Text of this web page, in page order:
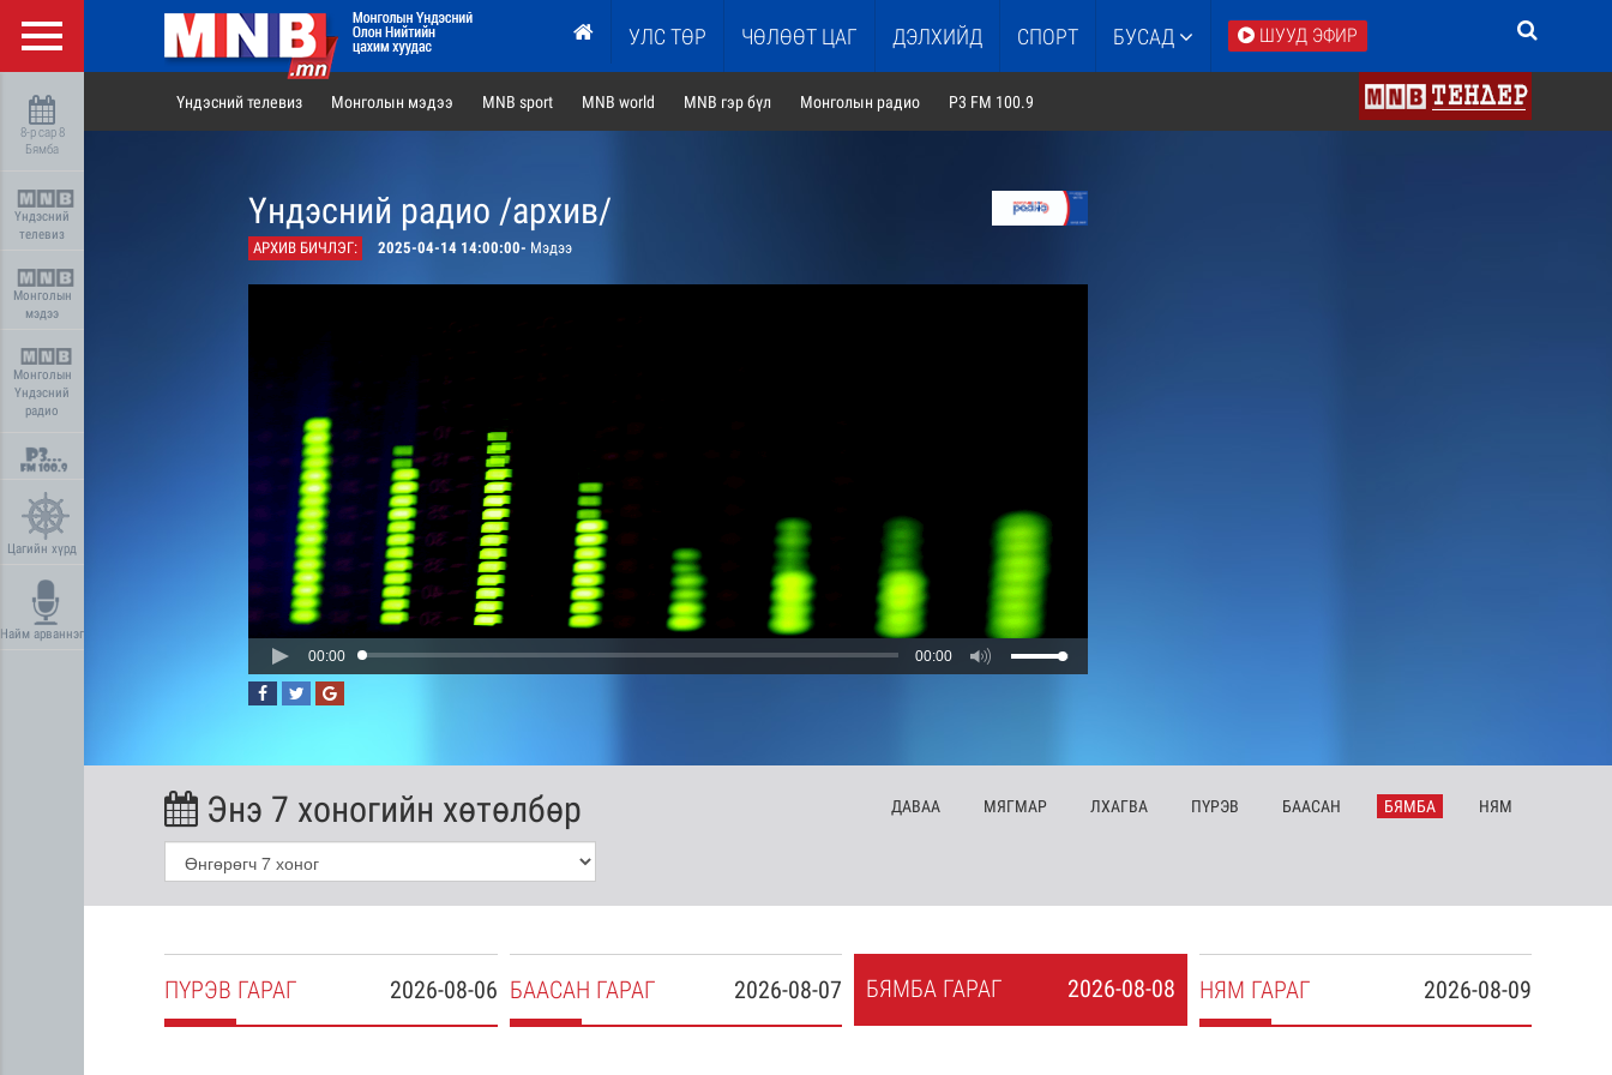
УЛС ТӨР ЧӨЛӨӨТ ЦАГ ДЭЛХИЙД СПОРТ БУСАД ШУУД ЭФИР
8-р сар 8
Бямба
Үндэсний
телевиз
Монголын
мэдээ
Монголын
Үндэсний
радио
Цагийн хүрд
Найм арваннэг
Үндэсний телевиз Монголын мэдээ MNB sport MNB world MNB гэр бүл Монголын радио P3 FM 100.9
Үндэсний радио /архив/
АРХИВ БИЧЛЭГ: 2025-04-14 14:00:00- Мэдээ
00:00 00:00
Энэ 7 хоногийн хөтөлбөр ДАВАА МЯГМАР ЛХАГВА ПҮРЭВ БААСАН БЯМБА НЯМ
2026-08-06
ПҮРЭВ ГАРАГ 2026-08-07
БААСАН ГАРАГ 2026-08-08
БЯМБА ГАРАГ 2026-08-09
НЯМ ГАРАГ